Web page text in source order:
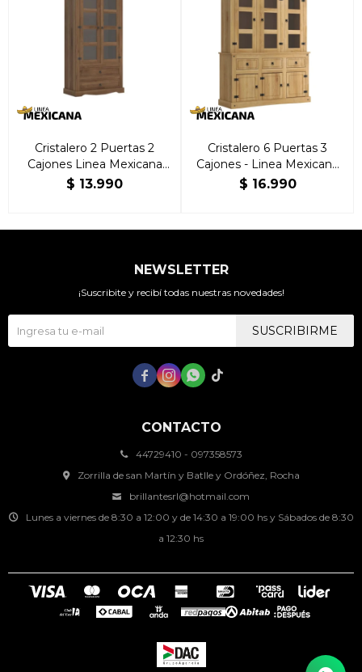
Cristalero 2 Puertas 2
Cajones Linea Mexicana
Nogal
$ 13.990
Cristalero 6 Puertas 3
Cajones - Linea Mexicana
Natural
$ 16.990
CONTACTO
44729410 - 097358573
Zorrilla de san Martín y Batlle y Ordóñez, Rocha
brillantesrl@hotmail.com
Lunes a viernes de 8:30 a 12:00 y de 14:30 a 19:00 hs y Sábados de 8:30
a 12:30 hs
NEWSLETTER
¡Suscribite y recibí todas nuestras novedades!
SUSCRIBIRME
   